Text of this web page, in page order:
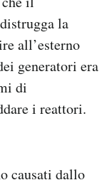
la
all’esterno
generatori era
di
i reattori.
causati dallo